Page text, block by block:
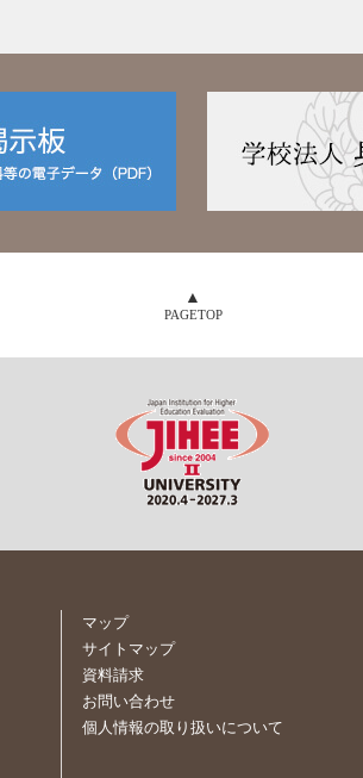
PAGETOP
マップ
サイトマップ
資料請求
お問い合わせ
個人情報の取り扱いについて